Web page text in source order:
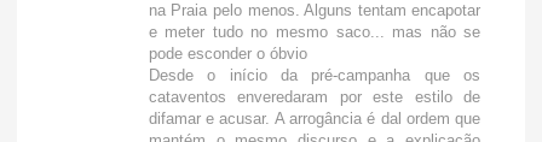
na Praia pelo menos. Alguns tentam encapotar
e meter tudo no mesmo saco... mas não se
pode esconder o óbvio
Desde o início da pré-campanha que os
cataventos enveredaram por este estilo de
difamar e acusar. A arrogância é dal ordem que